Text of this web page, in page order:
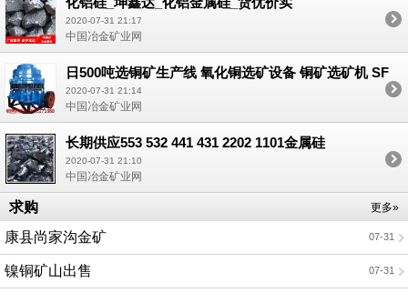
2020-07-31 21:17
中国冶金矿业网
日500吨选铜矿生产线 氧化铜选矿设备 铜矿选矿机 SF
型浮选机
2020-07-31 21:14
中国冶金矿业网
长期供应553 532 441 431 2202 1101金属硅
2020-07-31 21:10
中国冶金矿业网
更多»
求购
07-31
康县尚家沟金矿
07-31
镍铜矿山出售